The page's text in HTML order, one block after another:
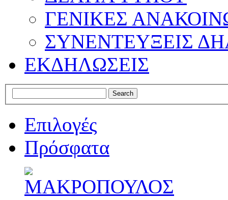
ΓΕΝΙΚΕΣ
ΣΥΝΕΝΤΕΥΞΕΙΣ
ΕΚΔΗΛΩΣΕΙΣ
Επιλογές
Πρόσφατα